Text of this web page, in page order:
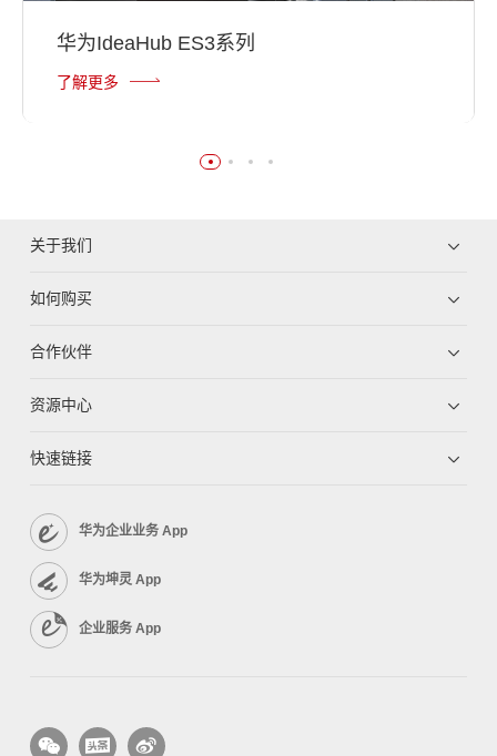
华为IdeaHub ES3系列
了解更多
关于我们
如何购买
合作伙伴
资源中心
快速链接
华为企业业务 App
华为坤灵 App
企业服务 App